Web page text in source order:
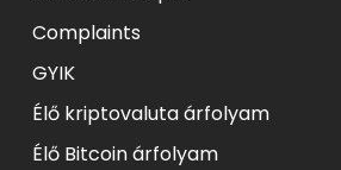
Complaints
GYIK
Élő kriptovaluta árfolyam
Élő Bitcoin árfolyam